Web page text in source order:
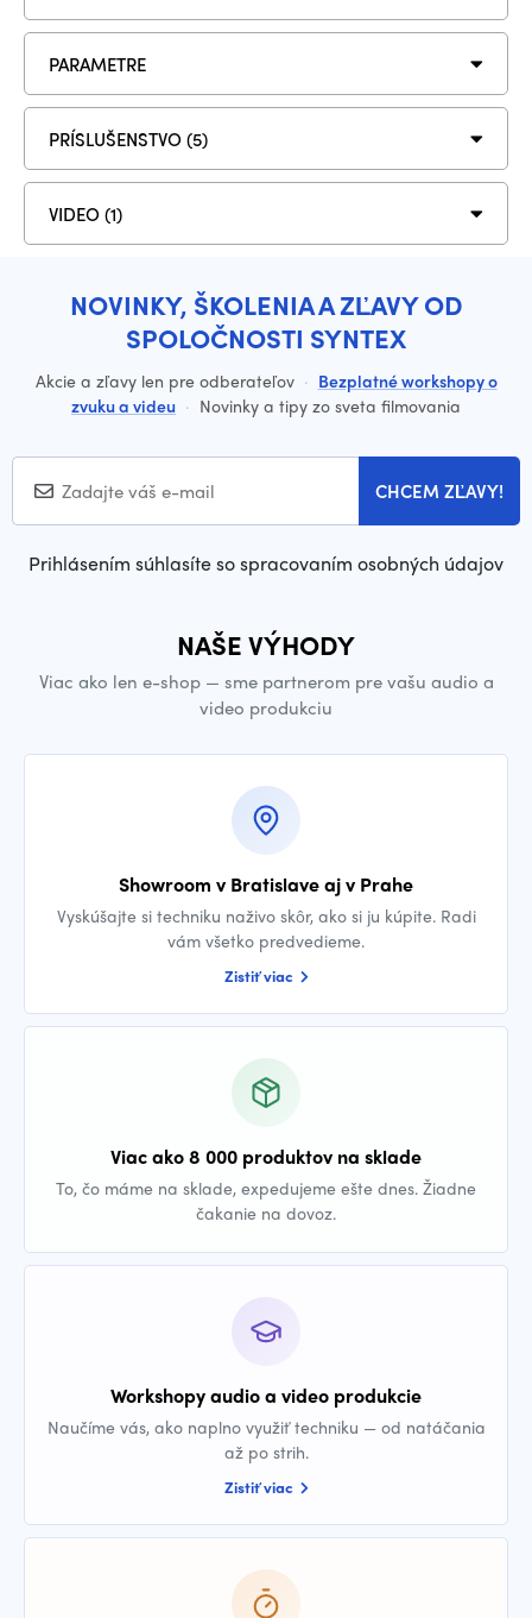
PARAMETRE
PRÍSLUŠENSTVO (5)
VIDEO (1)
NOVINKY, ŠKOLENIA A ZĽAVY OD
SPOLOČNOSTI SYNTEX
Akcie a zľavy len pre odberateľov · Bezplatné workshopy o
zvuku a videu · Novinky a tipy zo sveta filmovania
CHCEM ZĽAVY!
Prihlásením súhlasíte so spracovaním osobných údajov
NAŠE VÝHODY
Viac ako len e-shop — sme partnerom pre vašu audio a
video produkciu
Showroom v Bratislave aj v Prahe
Vyskúšajte si techniku naživo skôr, ako si ju kúpite. Radi
vám všetko predvedieme.
Zistiť viac
Viac ako 8 000 produktov na sklade
To, čo máme na sklade, expedujeme ešte dnes. Žiadne
čakanie na dovoz.
Workshopy audio a video produkcie
Naučíme vás, ako naplno využiť techniku — od natáčania
až po strih.
Zistiť viac